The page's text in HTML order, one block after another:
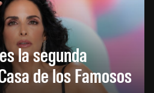
la segunda
de los Famosos